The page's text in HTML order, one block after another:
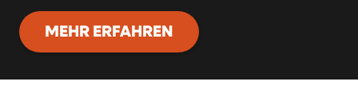
MEHR ERFAHREN